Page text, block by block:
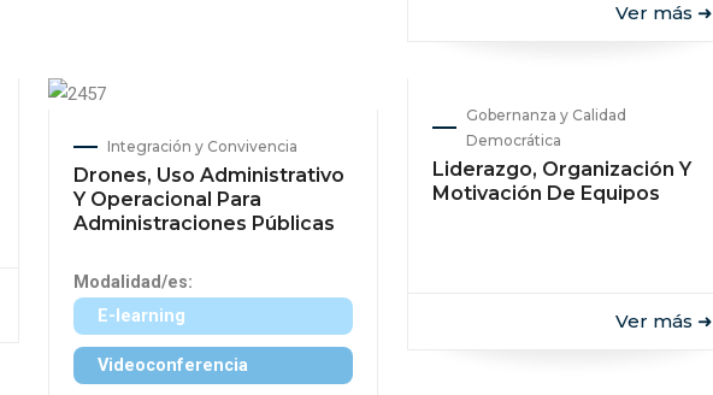
Ver más ➜
Integración y Convivencia
Drones, Uso Administrativo
Y Operacional Para
Administraciones Públicas
Modalidad/es:
E-learning
Videoconferencia
Gobernanza y Calidad
Democrática
Liderazgo, Organización Y
Motivación De Equipos
Ver más ➜